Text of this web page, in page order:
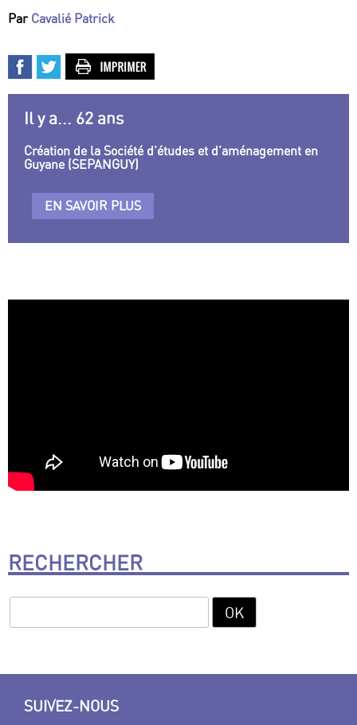
Par Cavalié Patrick
Il y a... 62 ans
Création de la Société d’études et d’aménagement en
Guyane (SEPANGUY)
EN SAVOIR PLUS
RECHERCHER
SUIVEZ-NOUS